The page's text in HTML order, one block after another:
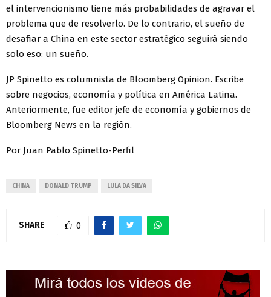
el intervencionismo tiene más probabilidades de agravar el
problema que de resolverlo. De lo contrario, el sueño de
desafiar a China en este sector estratégico seguirá siendo
solo eso: un sueño.
JP Spinetto es columnista de Bloomberg Opinion. Escribe
sobre negocios, economía y política en América Latina.
Anteriormente, fue editor jefe de economía y gobiernos de
Bloomberg News en la región.
Por Juan Pablo Spinetto-Perfil
CHINA DONALD TRUMP LULA DA SILVA
SHARE 0